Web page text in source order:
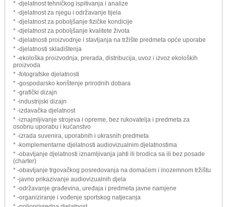
* -djelatnost tehničkog ispitivanja i analize
* -djelatnost za njegu i održavanje tijela
* -djelatnost za poboljšanje fizičke kondicije
* -djelatnost za poboljšanje kvalitete života
* -djelatnosti proizvodnje i stavljanja na tržište predmeta opće uporabe
* -djelatnosti skladištenja
* -ekološka proizvodnja, prerada, distribucija, uvoz i izvoz ekoloških
proizvoda
* -fotografske djelatnosti
* -gospodarsko korištenje prirodnih dobara
* -grafički dizajn
* -industrijski dizajn
* -izdavačka djelatnost
* -iznajmljivanje strojeva i opreme, bez rukovatelja i predmeta za
osobnu uporabu i kućanstvo
* -izrada suvenira, uporabnih i ukrasnih predmeta
* -komplementarne djelatnosti audiovizualnim djelatnostima
* -obavljanje djelatnosti iznamljivanja jahti ili brodica sa ili bez posade
(charter)
* -obavljanje trgovačkog posredovanja na domaćem i inozemnom tržištu
* -javno prikazivanje audiovizualnih djela
* -održavanje građevina, uređaja i predmeta javne namjene
* -organiziranje i vođenje sportskog natjecanja